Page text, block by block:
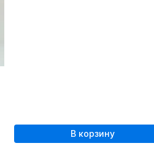
В корзину